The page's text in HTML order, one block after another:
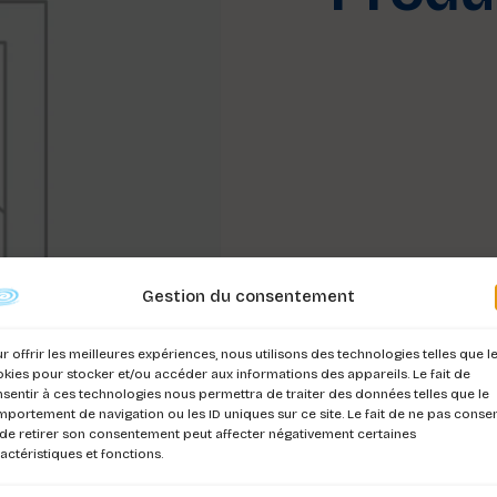
Gestion du consentement
offrir les meilleures expériences, nous utilisons des technologies telles que
pour stocker et/ou accéder aux informations des appareils. Le fait de
à ces technologies nous permettra de traiter des données telles que le
de navigation ou les ID uniques sur ce site. Le fait de ne pas
retirer son consentement peut affecter négativement certaines
et fonctions.